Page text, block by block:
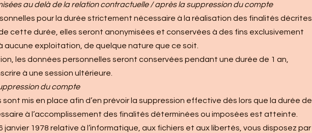
au delà de la relation contractuelle / après la suppression du compte
pour la durée strictement nécessaire à la réalisation des finalités décrites
cette durée, elles seront anonymisées et conservées à des fins exclusivement
exploitation, de quelque nature que ce soit.
les données personnelles seront conservées pendant une durée de 1 an,
à une session ultérieure.
du compte
mis en place afin d’en prévoir la suppression effective dès lors que la durée de
à l’accomplissement des finalités déterminées ou imposées est atteinte.
janvier 1978 relative à l’informatique, aux fichiers et aux libertés, vous disposez par